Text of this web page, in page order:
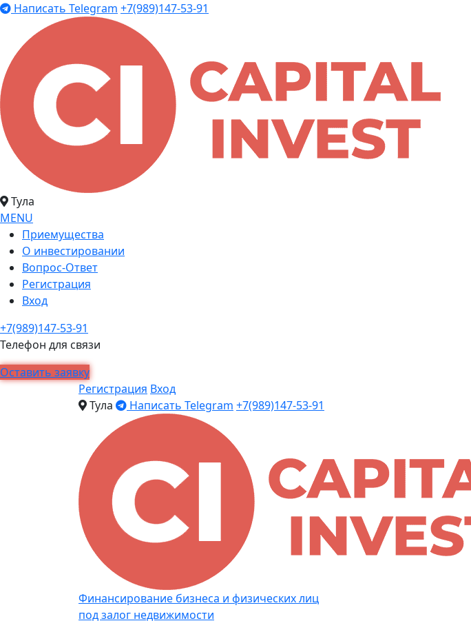
Написать Telegram +7(989)147-53-91
Тула
MENU
Приемущества
О инвестировании
Вопрос-Ответ
Регистрация
Вход
+7(989)147-53-91
Телефон для связи
Оставить заявку
Регистрация Вход
Тула
Написать Telegram +7(989)147-53-91
Финансирование бизнеса и физических лиц
под залог недвижимости